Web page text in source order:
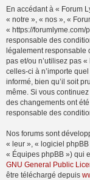
En accédant à « Forum
« notre », « nos », «
« https://forumlyme.com/
responsable des
légalement responsable
pas et/ou n’utilisez pas
celles-ci à n’importe
informé, bien qu’il soit
même. Si vous
des changements ont
responsable des
Nos forums sont
« leur », « logiciel
« Équipes phpBB ») qui
GNU General Public
être téléchargé depuis